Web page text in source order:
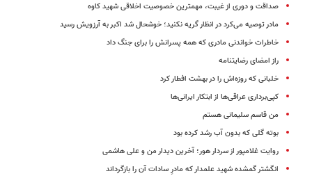
صداقت و دوری از غیبت، مهمترین خصوصیت اخلاقی شهید کاوه
مادر توصیه می‌کرد در انظار گریه نکنید؛ خوشحال شد اکبر به آرزویش رسید
خاطرات خواندنی مادری که همه پسرانش را برای جنگ داد
راز امضای رضایتنامه
خلبانی که روزه‌اش را در بهشت افطار کرد
کپی‌برداری عراقی‌ها از ابتکار ایرانی‌ها
من قاسم سلیمانی هستم
بوته گلی که بدون آب رشد کرده بود
روایت غلامپور از سردار هور؛ آخرین دیدار من و علی هاشمی
انگشتر گمشده شهید علمدار که مادرِ سادات آن را بازگرداند